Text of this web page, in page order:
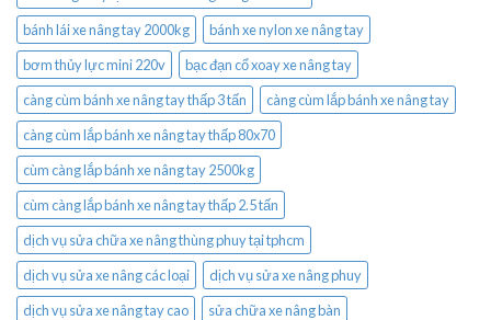
bánh lái xe nâng tay 2000kg
bánh xe nylon xe nâng tay
bơm thủy lực mini 220v
bạc đạn cổ xoay xe nâng tay
càng cùm bánh xe nâng tay thấp 3 tấn
càng cùm lắp bánh xe nâng tay
càng cùm lắp bánh xe nâng tay thấp 80x70
cùm càng lắp bánh xe nâng tay 2500kg
cùm càng lắp bánh xe nâng tay thấp 2.5 tấn
dịch vụ sửa chữa xe nâng thùng phuy tại tphcm
dịch vụ sửa xe nâng các loại
dịch vụ sửa xe nâng phuy
dịch vụ sửa xe nâng tay cao
sửa chữa xe nâng bàn